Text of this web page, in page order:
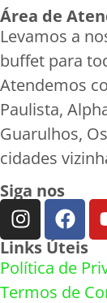
Área de
Levamos a
buffet para
Atendemos
Paulista,
Guarulhos,
cidades
Siga nos
Links Úteis
Política de
Termos de